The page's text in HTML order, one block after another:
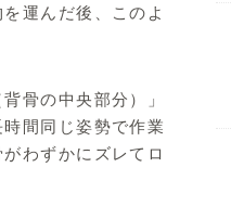
運んだ後、このよ
骨の中央部分）」
間同じ姿勢で作業
わずかにズレてロ